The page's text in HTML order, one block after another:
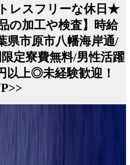
レスフリーな休日★
の加工や検査】時給
県市原市八幡海岸通/
定寮費無料/男性活躍
以上◎未経験歓迎！